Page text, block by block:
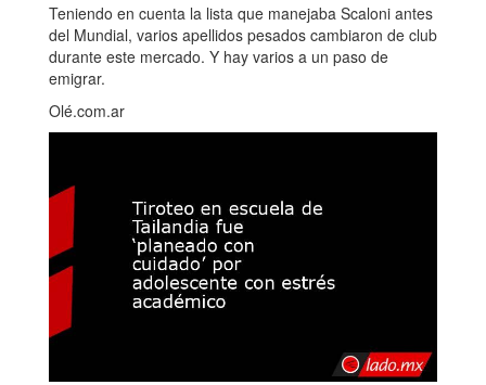
Teniendo en cuenta la lista que manejaba Scaloni antes
del Mundial, varios apellidos pesados cambiaron de club
durante este mercado. Y hay varios a un paso de
emigrar.
Olé.com.ar